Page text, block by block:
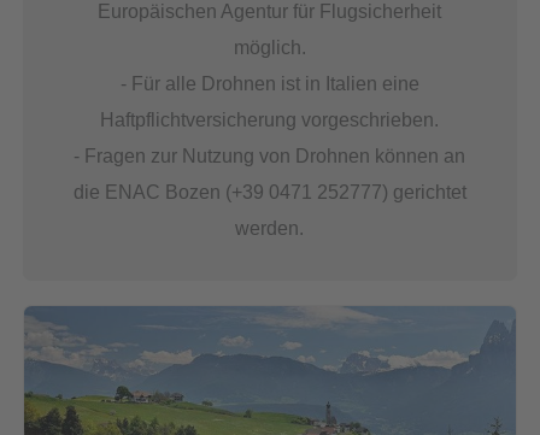
Europäischen Agentur für Flugsicherheit
möglich.
- Für alle Drohnen ist in Italien eine
Haftpflichtversicherung vorgeschrieben.
- Fragen zur Nutzung von Drohnen können an
die ENAC Bozen (+39 0471 252777) gerichtet
werden.